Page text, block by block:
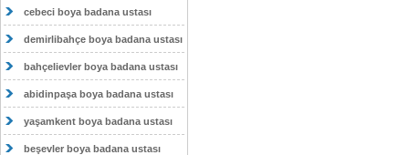
cebeci boya badana ustası
demirlibahçe boya badana ustası
bahçelievler boya badana ustası
abidinpaşa boya badana ustası
yaşamkent boya badana ustası
beşevler boya badana ustası